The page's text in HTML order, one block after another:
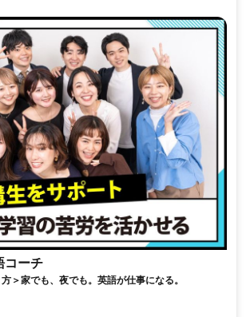
コーチ
＞家でも、夜でも。英語が仕事になる。